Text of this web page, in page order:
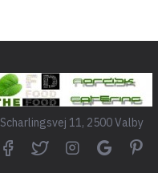
Scharlingsvej 11, 2500 Valby